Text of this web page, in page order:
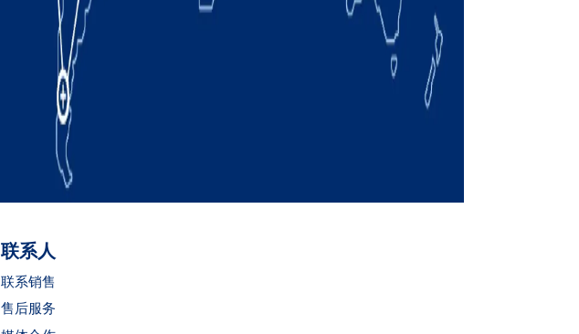
联系人
联系销售
售后服务